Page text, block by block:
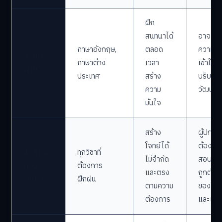
ภาษาอังกฤษ,
ภาษาต่าง
ประเทศ
ฝึก
สนทนาได้
ตลอด
เวลา
สร้าง
ความ
มั่นใจ
อาจขาด
ความ
เข้าใจ
บริบทท
วัฒนธ
ทุกวิชาที่
ต้องการ
ฝึกฝน
สร้าง
โจทย์ได้
ไม่จำกัด
และตรง
ตามความ
ต้องการ
ผู้ปกค
ต้องต
สอบคว
ถูกต้อง
ของโจ
และเฉ